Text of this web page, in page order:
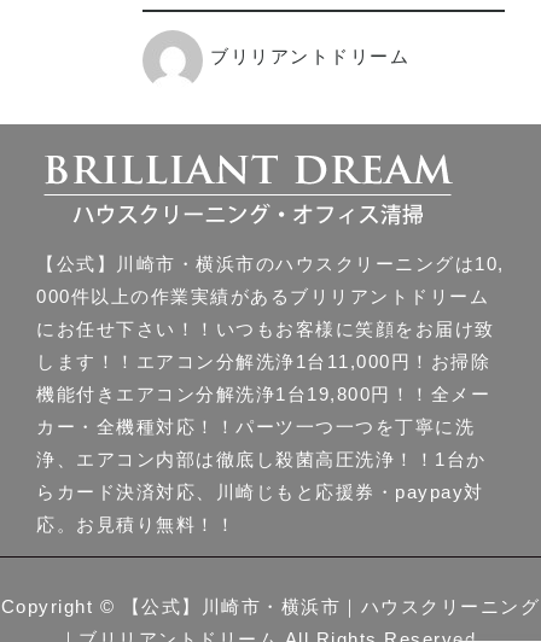
ブリリアントドリーム
【公式】川崎市・横浜市のハウスクリーニングは10,
000件以上の作業実績があるブリリアントドリーム
にお任せ下さい！！いつもお客様に笑顔をお届け致
します！！エアコン分解洗浄1台11,000円！お掃除
機能付きエアコン分解洗浄1台19,800円！！全メー
カー・全機種対応！！パーツ一つ一つを丁寧に洗
浄、エアコン内部は徹底し殺菌高圧洗浄！！1台か
らカード決済対応、川崎じもと応援券・paypay対
応。お見積り無料！！
Copyright ©
【公式】川崎市・横浜市｜ハウスクリーニング